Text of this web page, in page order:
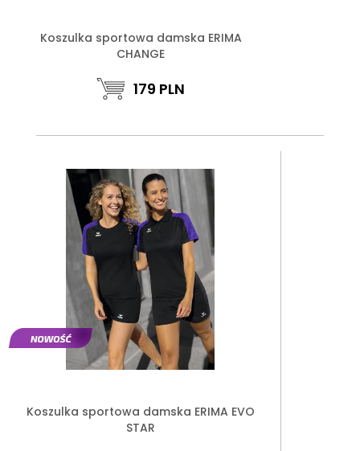
Koszulka sportowa damska ERIMA
CHANGE
179 PLN
Koszulka sportowa damska ERIMA EVO
STAR